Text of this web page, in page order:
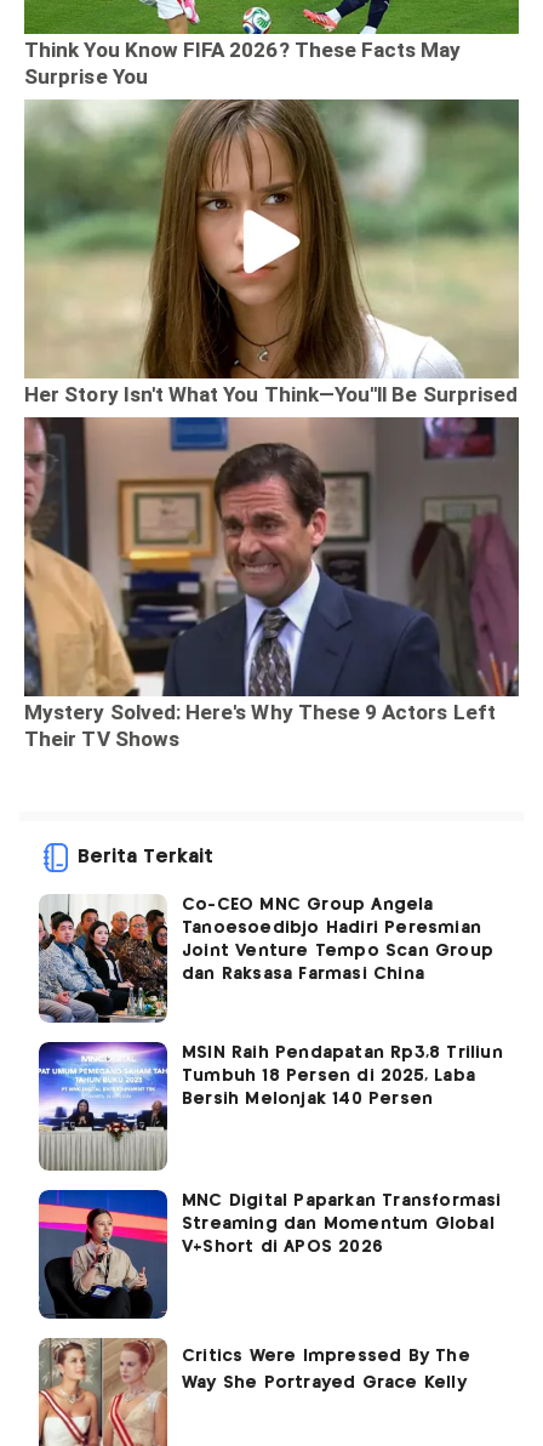
Berita Terkait
Co-CEO MNC Group Angela
Tanoesoedibjo Hadiri Peresmian
Joint Venture Tempo Scan Group
dan Raksasa Farmasi China
MSIN Raih Pendapatan Rp3,8 Triliun
Tumbuh 18 Persen di 2025, Laba
Bersih Melonjak 140 Persen
MNC Digital Paparkan Transformasi
Streaming dan Momentum Global
V+Short di APOS 2026